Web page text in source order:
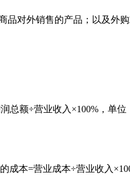
品对外销售的产品；以及外
额÷营业收入×100%，单位
本=营业成本÷营业收入